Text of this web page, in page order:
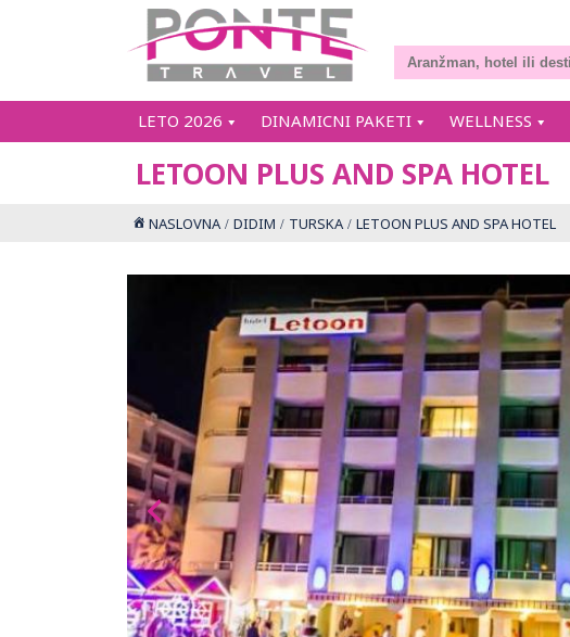
LETO 2026 DINAMICNI PAKETI WELLNESS
LETOON PLUS AND SPA HOTEL
NASLOVNA DIDIM TURSKA LETOON PLUS AND SPA HOTEL